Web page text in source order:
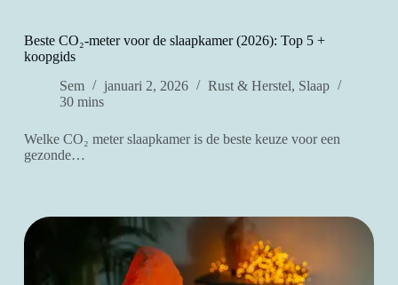
Beste CO₂-meter voor de slaapkamer (2026): Top 5 +
koopgids
Sem
januari 2, 2026 Rust & Herstel, Slaap
30 mins
Welke CO₂ meter slaapkamer is de beste keuze voor een
gezonde…